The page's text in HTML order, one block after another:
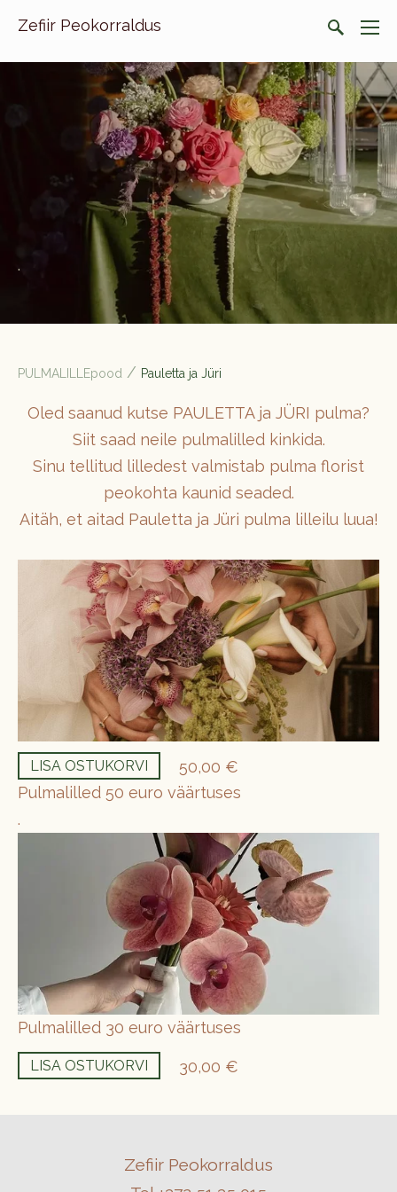
Zefiir Peokorraldus
.
PULMALILLEpood / Pauletta ja Jüri
Oled saanud kutse PAULETTA ja JÜRI pulma?
Siit saad neile pulmalilled kinkida.
Sinu tellitud lilledest valmistab pulma florist
peokohta kaunid seaded.
Aitäh, et aitad Pauletta ja Jüri pulma lilleilu luua!
LISA OSTUKORVI
50,00 €
Pulmalilled 50 euro väärtuses
.
Pulmalilled 30 euro väärtuses
LISA OSTUKORVI 30,00 €
Zefiir Peokorraldus